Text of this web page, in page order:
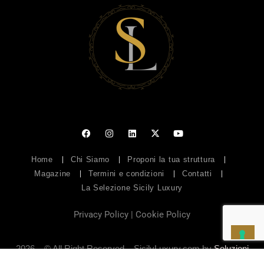
Home Chi Siamo
Proponi la tua struttura
Magazine
Termini e condizioni
Contatti
La Selezione Sicily Luxury
Privacy Policy | Cookie Policy
2026 – © All Right Reserved – SicilyLuxury.com bySoluzioni